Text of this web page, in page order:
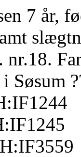
7 år,
Søsum